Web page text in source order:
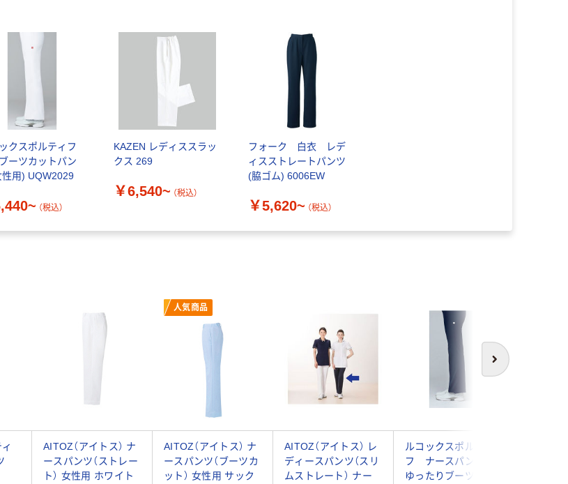
クスポルティフ
ーツカットパン
性用) UQW2029
（税込）
KAZEN レディススラッ
クス 269
￥6,540~ （税込）
フォーク 白衣 レデ
ィスストレートパンツ
(脇ゴム) 6006EW
￥5,620~ （税込）
次へ
人気商品
AITOZ（アイトス） ナ
ースパンツ（ストレー
ト） 女性用 ホワイト
AITOZ（アイトス） ナ
ースパンツ（ブーツカ
ット） 女性用 サック
AITOZ（アイトス） レ
ディースパンツ（スリ
ムストレート） ナー
ルコックスポルティ
フ ナースパンツ
ゆったりブーツカッ